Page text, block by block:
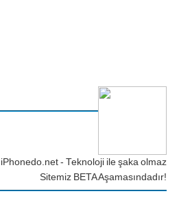
iPhonedo.net - Teknoloji ile şaka olmaz
Sitemiz BETA Aşamasındadır!